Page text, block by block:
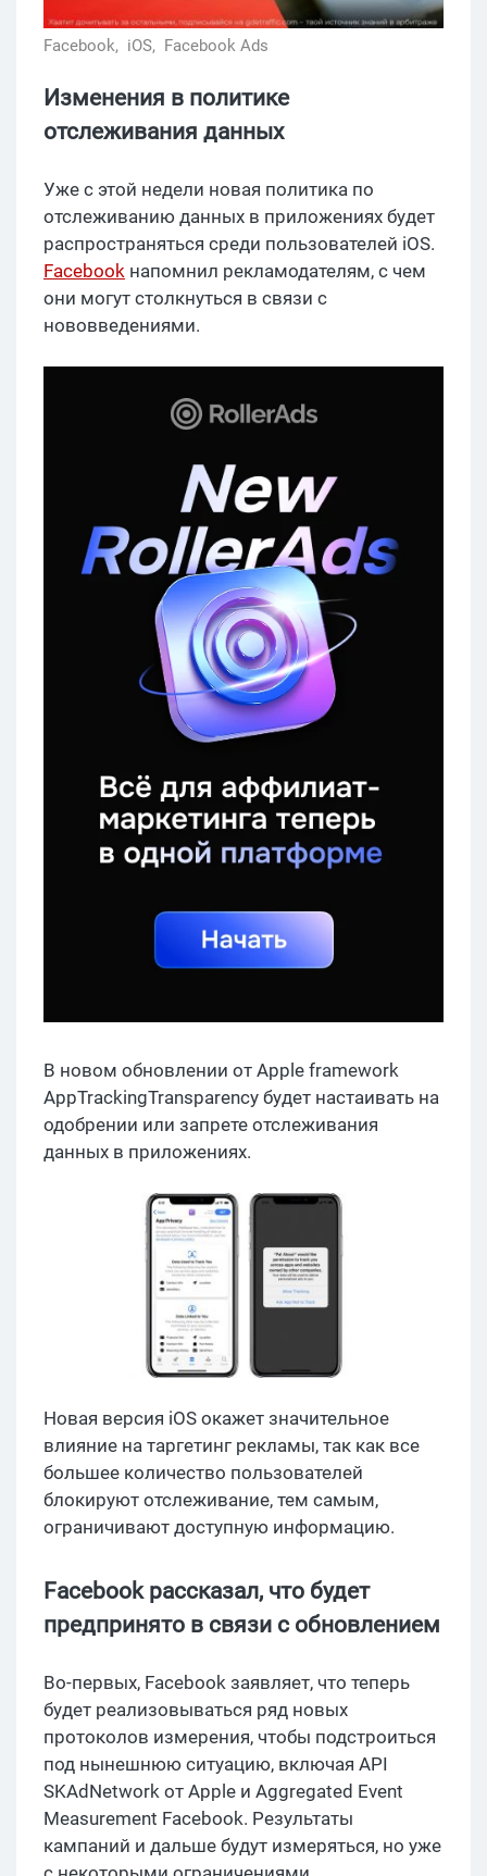
Facebook, iOS, Facebook Ads
Изменения в политике
отслеживания данных
Уже с этой недели новая политика по
отслеживанию данных в приложениях будет
распространяться среди пользователей iOS.
Facebook напомнил рекламодателям, с чем
они могут столкнуться в связи с
нововведениями.
В новом обновлении от Apple framework
AppTrackingTransparency будет настаивать на
одобрении или запрете отслеживания
данных в приложениях.
Новая версия iOS окажет значительное
влияние на таргетинг рекламы, так как все
большее количество пользователей
блокируют отслеживание, тем самым,
ограничивают доступную информацию.
Facebook рассказал, что будет
предпринято в связи с обновлением
Во-первых, Facebook заявляет, что теперь
будет реализовываться ряд новых
протоколов измерения, чтобы подстроиться
под нынешнюю ситуацию, включая API
SKAdNetwork от Apple и Aggregated Event
Measurement Facebook. Результаты
кампаний и дальше будут измеряться, но уже